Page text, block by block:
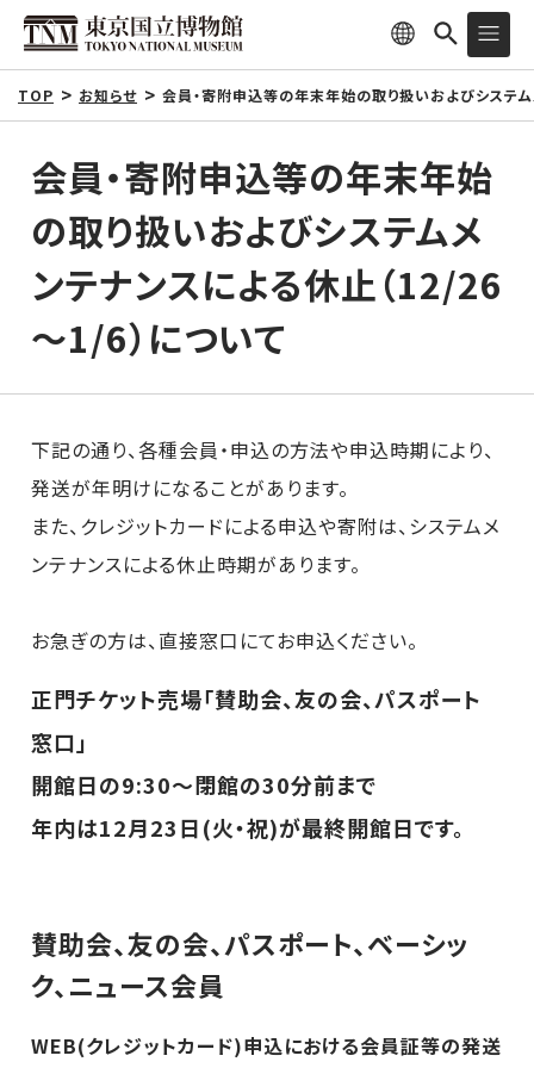
TOP お知らせ 会員・寄附申込等の年末年始の取り扱いおよびシステ
会員・寄附申込等の年末年始
の取り扱いおよびシステムメ
ンテナンスによる休止（12/26
～1/6）について
下記の通り、各種会員・申込の方法や申込時期により、
発送が年明けになることがあります。
また、クレジットカードによる申込や寄附は、システムメ
ンテナンスによる休止時期があります。
お急ぎの方は、直接窓口にてお申込ください。
正門チケット売場「賛助会、友の会、パスポート
窓口」
開館日の9:30～閉館の30分前まで
年内は12月23日(火・祝)が最終開館日です。
賛助会、友の会、パスポート、ベーシッ
ク、ニュース会員
WEB(クレジットカード)申込における会員証等の発送